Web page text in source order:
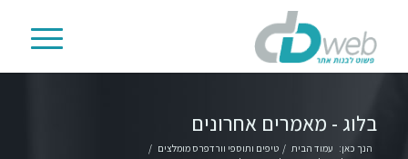
בלוג - מאמרים אחרונים
הנך כאן: עמוד הבית / טיפים ותוספי וורדפרס מומלצים /